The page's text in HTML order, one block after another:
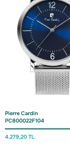
Pierre Cardin
PC800022F104
4.279,20 TL